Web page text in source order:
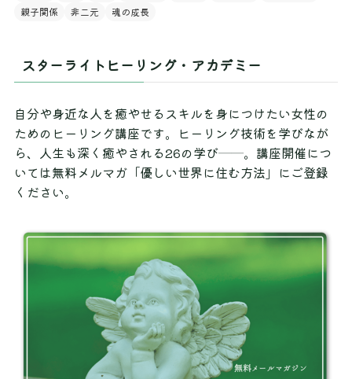
親子関係
非二元 魂の成長
スターライトヒーリング・アカデミー
自分や身近な人を癒やせるスキルを身につけたい女性の
ためのヒーリング講座です。ヒーリング技術を学びなが
ら、人生も深く癒やされる26の学び──。講座開催につ
いては無料メルマガ「優しい世界に住む方法」にご登録
ください。